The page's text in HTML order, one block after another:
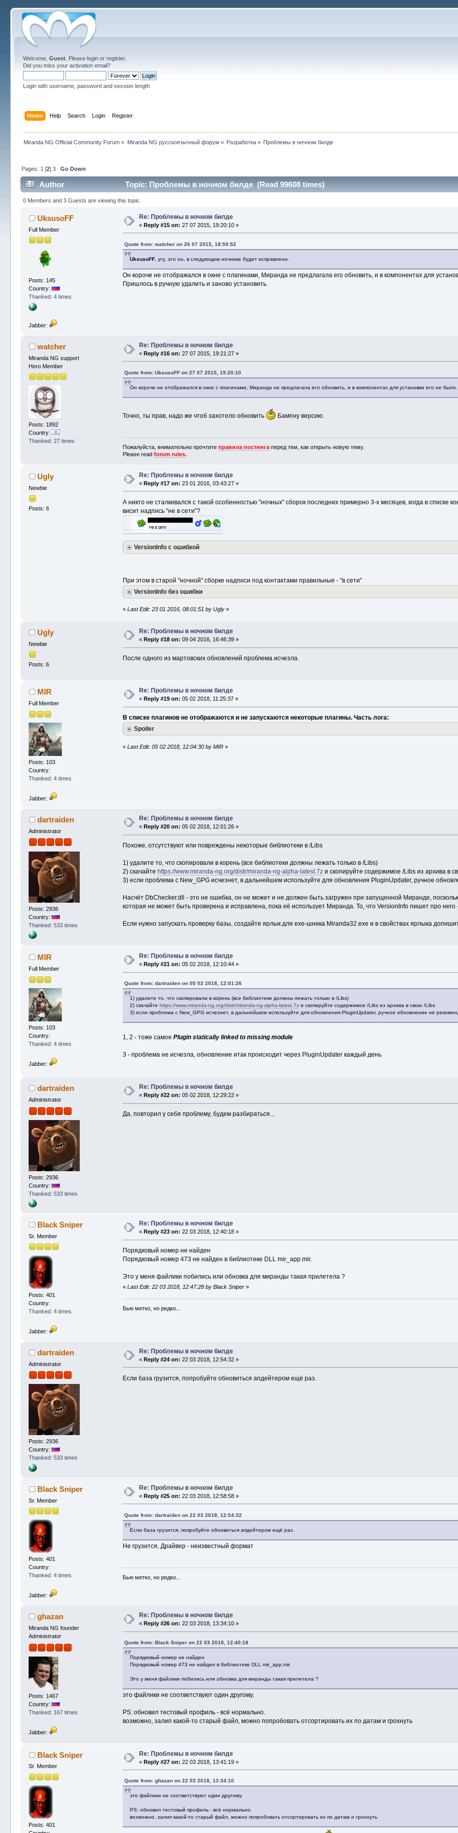
Welcome,Guest . Pleaselogin orregister.
Did you miss youractivation email?
Login with username, password and session length
Home Help Search Login Register
Miranda NG Official Community Forum » Miranda NG русскоязычный форум » Разработка » Проблемы в ночном билде
Pages: 1 [2]3 Go Down
Author Topic: Проблемы в ночном билде (Read 99608 times)
0 Members and 3 Guests are viewing this topic.
UksusoFF
Full Member
Posts: 145
Country:
Thanked: 4 times
Jabber:
Re: Проблемы в ночном билде
«Reply #15 on: 27 07 2015, 19:20:10 »
Quote from: watcher on 26 07 2015, 18:59:52
UksusoFF, угу, это он, в следующем ночнике будет исправлено.
Он короче не отображался в окне с плагинами, Миранда не предлагала его обновить, и в компонентах для
Пришлось в ручную удалить и заново установить.
watcher
Miranda NG support
Hero Member
Posts: 1892
Country:
Thanked: 27 times
Re: Проблемы в ночном билде
«Reply #16 on: 27 07 2015, 19:21:27 »
Quote from: UksusoFF on 27 07 2015, 19:20:10
Он короче не отображался в окне с плагинами, Миранда не предлагала его обновить, и в компонентах для установки его не было.
Точно, ты прав, надо же чтоб захотело обновить Бампну версию.
Пожалуйста, внимательно прочтите правила постингаперед тем, как открыть новую тему.
Please read forum rules.
Ugly
Newbie
Posts: 6
Re: Проблемы в ночном билде
«Reply #17 on: 23 01 2016, 03:43:27 »
А никто не сталкивался с такой особенностью "ночных" сборок последних примерно 3-х месяцев, когда в списке
висит надпись "не в сети"?
VersionInfo с ошибкой
При этом в старой "ночной" сборке надписи под контактами правильные - "в сети"
VersionInfo без ошибки
« Last Edit: 23 01 2016, 08:01:51 by Ugly»
Ugly
Newbie
Posts: 6
Re: Проблемы в ночном билде
«Reply #18 on: 09 04 2016, 16:46:39 »
После одного из мартовских обновлений проблема исчезла.
MIR
Full Member
Posts: 103
Country:
Thanked: 4 times
Jabber:
Re: Проблемы в ночном билде
« Reply #19 on: 05 02 2018, 11:25:37 »
В списке плагинов не отображаются и не запускаются некоторые плагины. Часть лога:
Spoiler
« Last Edit: 05 02 2018, 12:04:30 by MIR»
dartraiden
Administrator
Posts: 2936
Country:
Thanked: 533 times
Re: Проблемы в ночном билде
«Reply #20 on: 05 02 2018, 12:01:26 »
Похоже, отсутствуют или повреждены некоторые библиотеки в /Libs
1) удалите то, что скопировали в корень (все библиотеки должны лежать только в /Libs)
2) скачайте https://www.miranda-ng.org/distr/miranda-ng-alpha-latest.7zи скопируйте содержимое /Libs из архива в
3) если проблема с New_GPG исчезнет, в дальнейшем используйте для обновления PluginUpdater, ручное
Насчёт DbChecker.dll - это не ошибка, он не может и не должен быть загружен при запущенной Миранде,
которая не может быть проверена и исправлена, пока её использует Миранда. То, что VersionInfo пишет про него
Если нужно запускать проверку базы, создайте ярлык для exe-шника Miranda32.exe и в свойствах ярлыка
MIR
Full Member
Posts: 103
Country:
Thanked: 4 times
Jabber:
Re: Проблемы в ночном билде
« Reply #21 on: 05 02 2018, 12:10:44 »
Quote from: dartraiden on 05 02 2018, 12:01:26
1) удалите то, что скопировали в корень (все библиотеки должны лежать только в /Libs)
2) скачайте https://www.miranda-ng.org/distr/miranda-ng-alpha-latest.7zи скопируйте содержимое /Libs из архива в свою /Libs
3) если проблема с New_GPG исчезнет, в дальнейшем используйте для обновления PluginUpdater, ручное обновление не
1, 2 - тоже самое Plugin statically linked to missing module
3 - проблема не исчезла, обновление итак происходит через PluginUpdater каждый день
dartraiden
Administrator
Posts: 2936
Country:
Thanked: 533 times
Re: Проблемы в ночном билде
« Reply #22 on: 05 02 2018, 12:29:22 »
Да, повторил у себя проблему, будем разбираться...
Black Sniper
Sr. Member
Posts: 401
Country:
Thanked: 4 times
Jabber:
Re: Проблемы в ночном билде
«Reply #23 on: 22 03 2018, 12:40:18 »
Порядковый номер не найден
Порядковый номер 473 не найден в библиотеке DLL mir_app.mir.
Это у меня файлики побились или обновка для миранды такая прилетела ?
« Last Edit: 22 03 2018, 12:47:28 by Black Sniper»
Бью метко, но редко...
dartraiden
Administrator
Posts: 2936
Country:
Thanked: 533 times
Re: Проблемы в ночном билде
«Reply #24 on: 22 03 2018, 12:54:32 »
Если база грузится, попробуйте обновиться апдейтером ещё раз.
Black Sniper
Sr. Member
Posts: 401
Country:
Thanked: 4 times
Jabber:
Re: Проблемы в ночном билде
«Reply #25 on: 22 03 2018, 12:58:58 »
Quote from: dartraiden on 22 03 2018, 12:54:32
Если база грузится, попробуйте обновиться апдейтером ещё раз.
Не грузится, Драйвер - неизвестный формат
Бью метко, но редко...
ghazan
Miranda NG founder
Administrator
Posts: 1467
Country:
Thanked: 167 times
Jabber:
Re: Проблемы в ночном билде
« Reply #26 on: 22 03 2018, 13:34:10 »
Quote from: Black Sniper on 22 03 2018, 12:40:18
Порядковый номер не найден
Порядковый номер 473 не найден в библиотеке DLL mir_app.mir.
Это у меня файлики побились или обновка для миранды такая прилетела ?
это файлики не соответствуют один другому.
PS: обновил тестовый профиль - всё нормально.
возможно, залип какой-то старый файл, можно попробовать отсортировать их по датам и грохнуть
Black Sniper
Sr. Member
Posts: 401
Re: Проблемы в ночном билде
«Reply #27 on: 22 03 2018, 13:41:19 »
Quote from: ghazan on 22 03 2018, 13:34:10
это файлики не соответствуют один другому.
PS: обновил тестовый профиль - всё нормально.
возможно, залип какой-то старый файл, можно попробовать отсортировать их по датам и грохнуть